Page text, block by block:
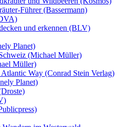
Führer (Bassermann)
und erkennen (BLV)
Planet)
(Michael Müller)
Müller)
Way (Conrad Stein Verlag)
Planet)